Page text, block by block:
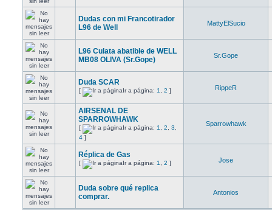
Dudas con mi Francotirador
L96 de Well
MattyElSucio
L96 Culata abatible de WELL
MB08 OLIVA (Sr.Gope)
Sr.Gope
Duda SCAR
[ Ir a página: 1 2 ] RippeR
AIRSENAL DE
SPARROWHAWK
[ Ir a página: 1 2 3
4 ]
Sparrowhawk
Réplica de Gas
[ Ir a página: 1 2 ] Jose
Duda sobre qué replica
comprar.
Antonios